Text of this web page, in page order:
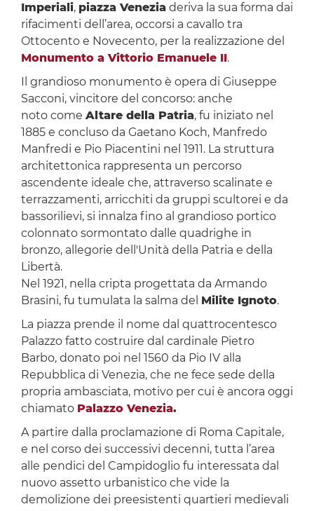
Imperiali, piazza Venezia deriva la sua forma dai
rifacimenti dell’area, occorsi a cavallo tra
Ottocento e Novecento, per la realizzazione del
Monumento a Vittorio Emanuele II.
Il grandioso monumento è opera di Giuseppe
Sacconi, vincitore del concorso: anche
noto come Altare della Patria, fu iniziato nel
1885 e concluso da Gaetano Koch, Manfredo
Manfredi e Pio Piacentini nel 1911. La struttura
architettonica rappresenta un percorso
ascendente ideale che, attraverso scalinate e
terrazzamenti, arricchiti da gruppi scultorei e da
bassorilievi, si innalza fino al grandioso portico
colonnato sormontato dalle quadrighe in
bronzo, allegorie dell'Unità della Patria e della
Libertà.
Nel 1921, nella cripta progettata da Armando
Brasini, fu tumulata la salma del Milite Ignoto.
La piazza prende il nome dal quattrocentesco
Palazzo fatto costruire dal cardinale Pietro
Barbo, donato poi nel 1560 da Pio IV alla
Repubblica di Venezia, che ne fece sede della
propria ambasciata, motivo per cui è ancora oggi
chiamato Palazzo Venezia.
A partire dalla proclamazione di Roma Capitale,
e nel corso dei successivi decenni, tutta l’area
alle pendici del Campidoglio fu interessata dal
nuovo assetto urbanistico che vide la
demolizione dei preesistenti quartieri medievali